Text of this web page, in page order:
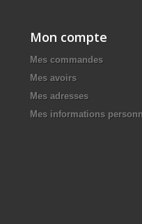
Mon compte
Mes commandes
Mes avoirs
Mes adresses
Mes informations